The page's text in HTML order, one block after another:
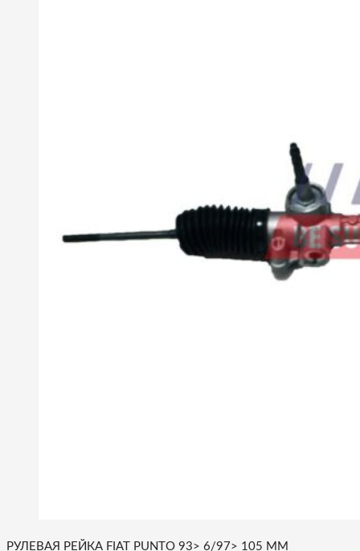
РУЛЕВАЯ РЕЙКА FIAT PUNTO 93> 6/97> 105 MM